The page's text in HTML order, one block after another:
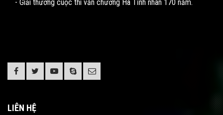
- Giải thưởng cuộc thi văn chương Hà Tĩnh nhân 170 năm.
LIÊN HỆ